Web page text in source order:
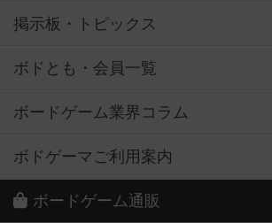
掲示板・トピックス
ボドとも・会員一覧
ボードゲーム業界コラム
ボドゲーマご利用案内
ボードゲーム通販